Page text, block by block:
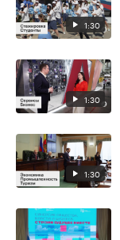
1:30
1:30
1:30